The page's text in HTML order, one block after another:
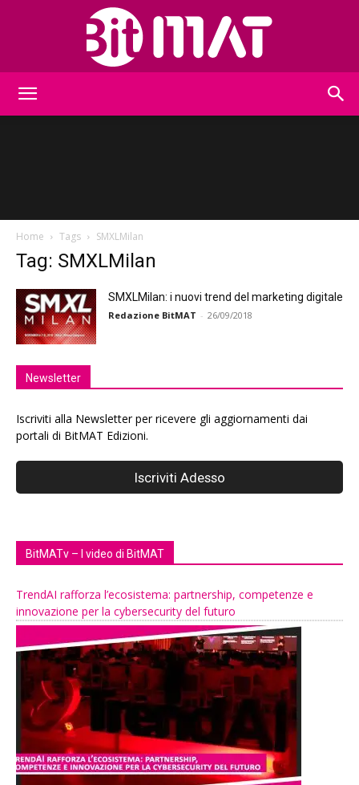
Home Tags SMXLMilan
Tag: SMXLMilan
SMXLMilan: i nuovi trend del marketing digitale
Redazione BitMAT - 26/09/2018
Newsletter
Iscriviti alla Newsletter per ricevere gli aggiornamenti dai
portali di BitMAT Edizioni.
BitMATv – I video di BitMAT
TrendAI rafforza l’ecosistema: partnership, competenze e
innovazione per la cybersecurity del futuro